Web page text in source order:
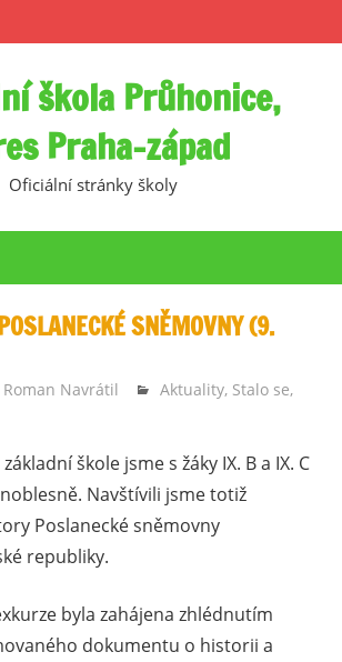
škola Průhonice,
Praha-západ
Oficiální stránky školy
SNĚMOVNY (9.
Roman Navrátil Aktuality, Stalo se,
škole jsme s žáky IX. B a IX. C
Navštívili jsme totiž
Poslanecké sněmovny
republiky.
byla zahájena zhlédnutím
dokumentu o historii a